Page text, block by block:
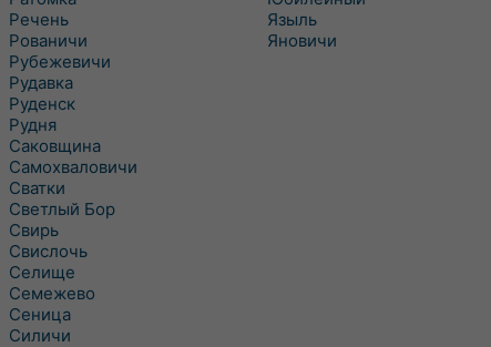
Речень
Рованичи
Рубежевичи
Рудавка
Руденск
Рудня
Саковщина
Самохваловичи
Сватки
Светлый Бор
Свирь
Свислочь
Селище
Семежево
Сеница
Силичи
Языль
Яновичи